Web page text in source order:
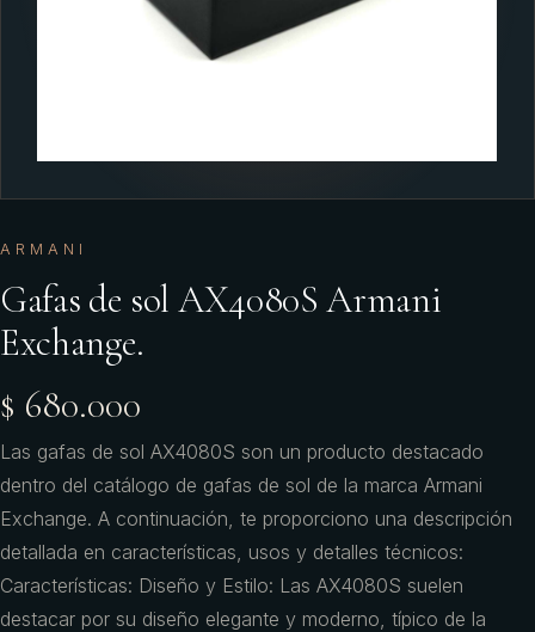
ARMANI
Gafas de sol AX4080S Armani
Exchange.
$ 680.000
Las gafas de sol AX4080S son un producto destacado
dentro del catálogo de gafas de sol de la marca Armani
Exchange. A continuación, te proporciono una descripción
detallada en características, usos y detalles técnicos:
Características: Diseño y Estilo: Las AX4080S suelen
destacar por su diseño elegante y moderno, típico de la